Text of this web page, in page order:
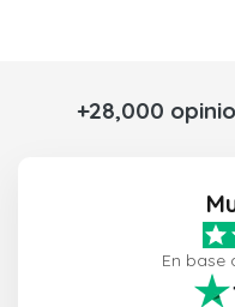
+28,000
En base